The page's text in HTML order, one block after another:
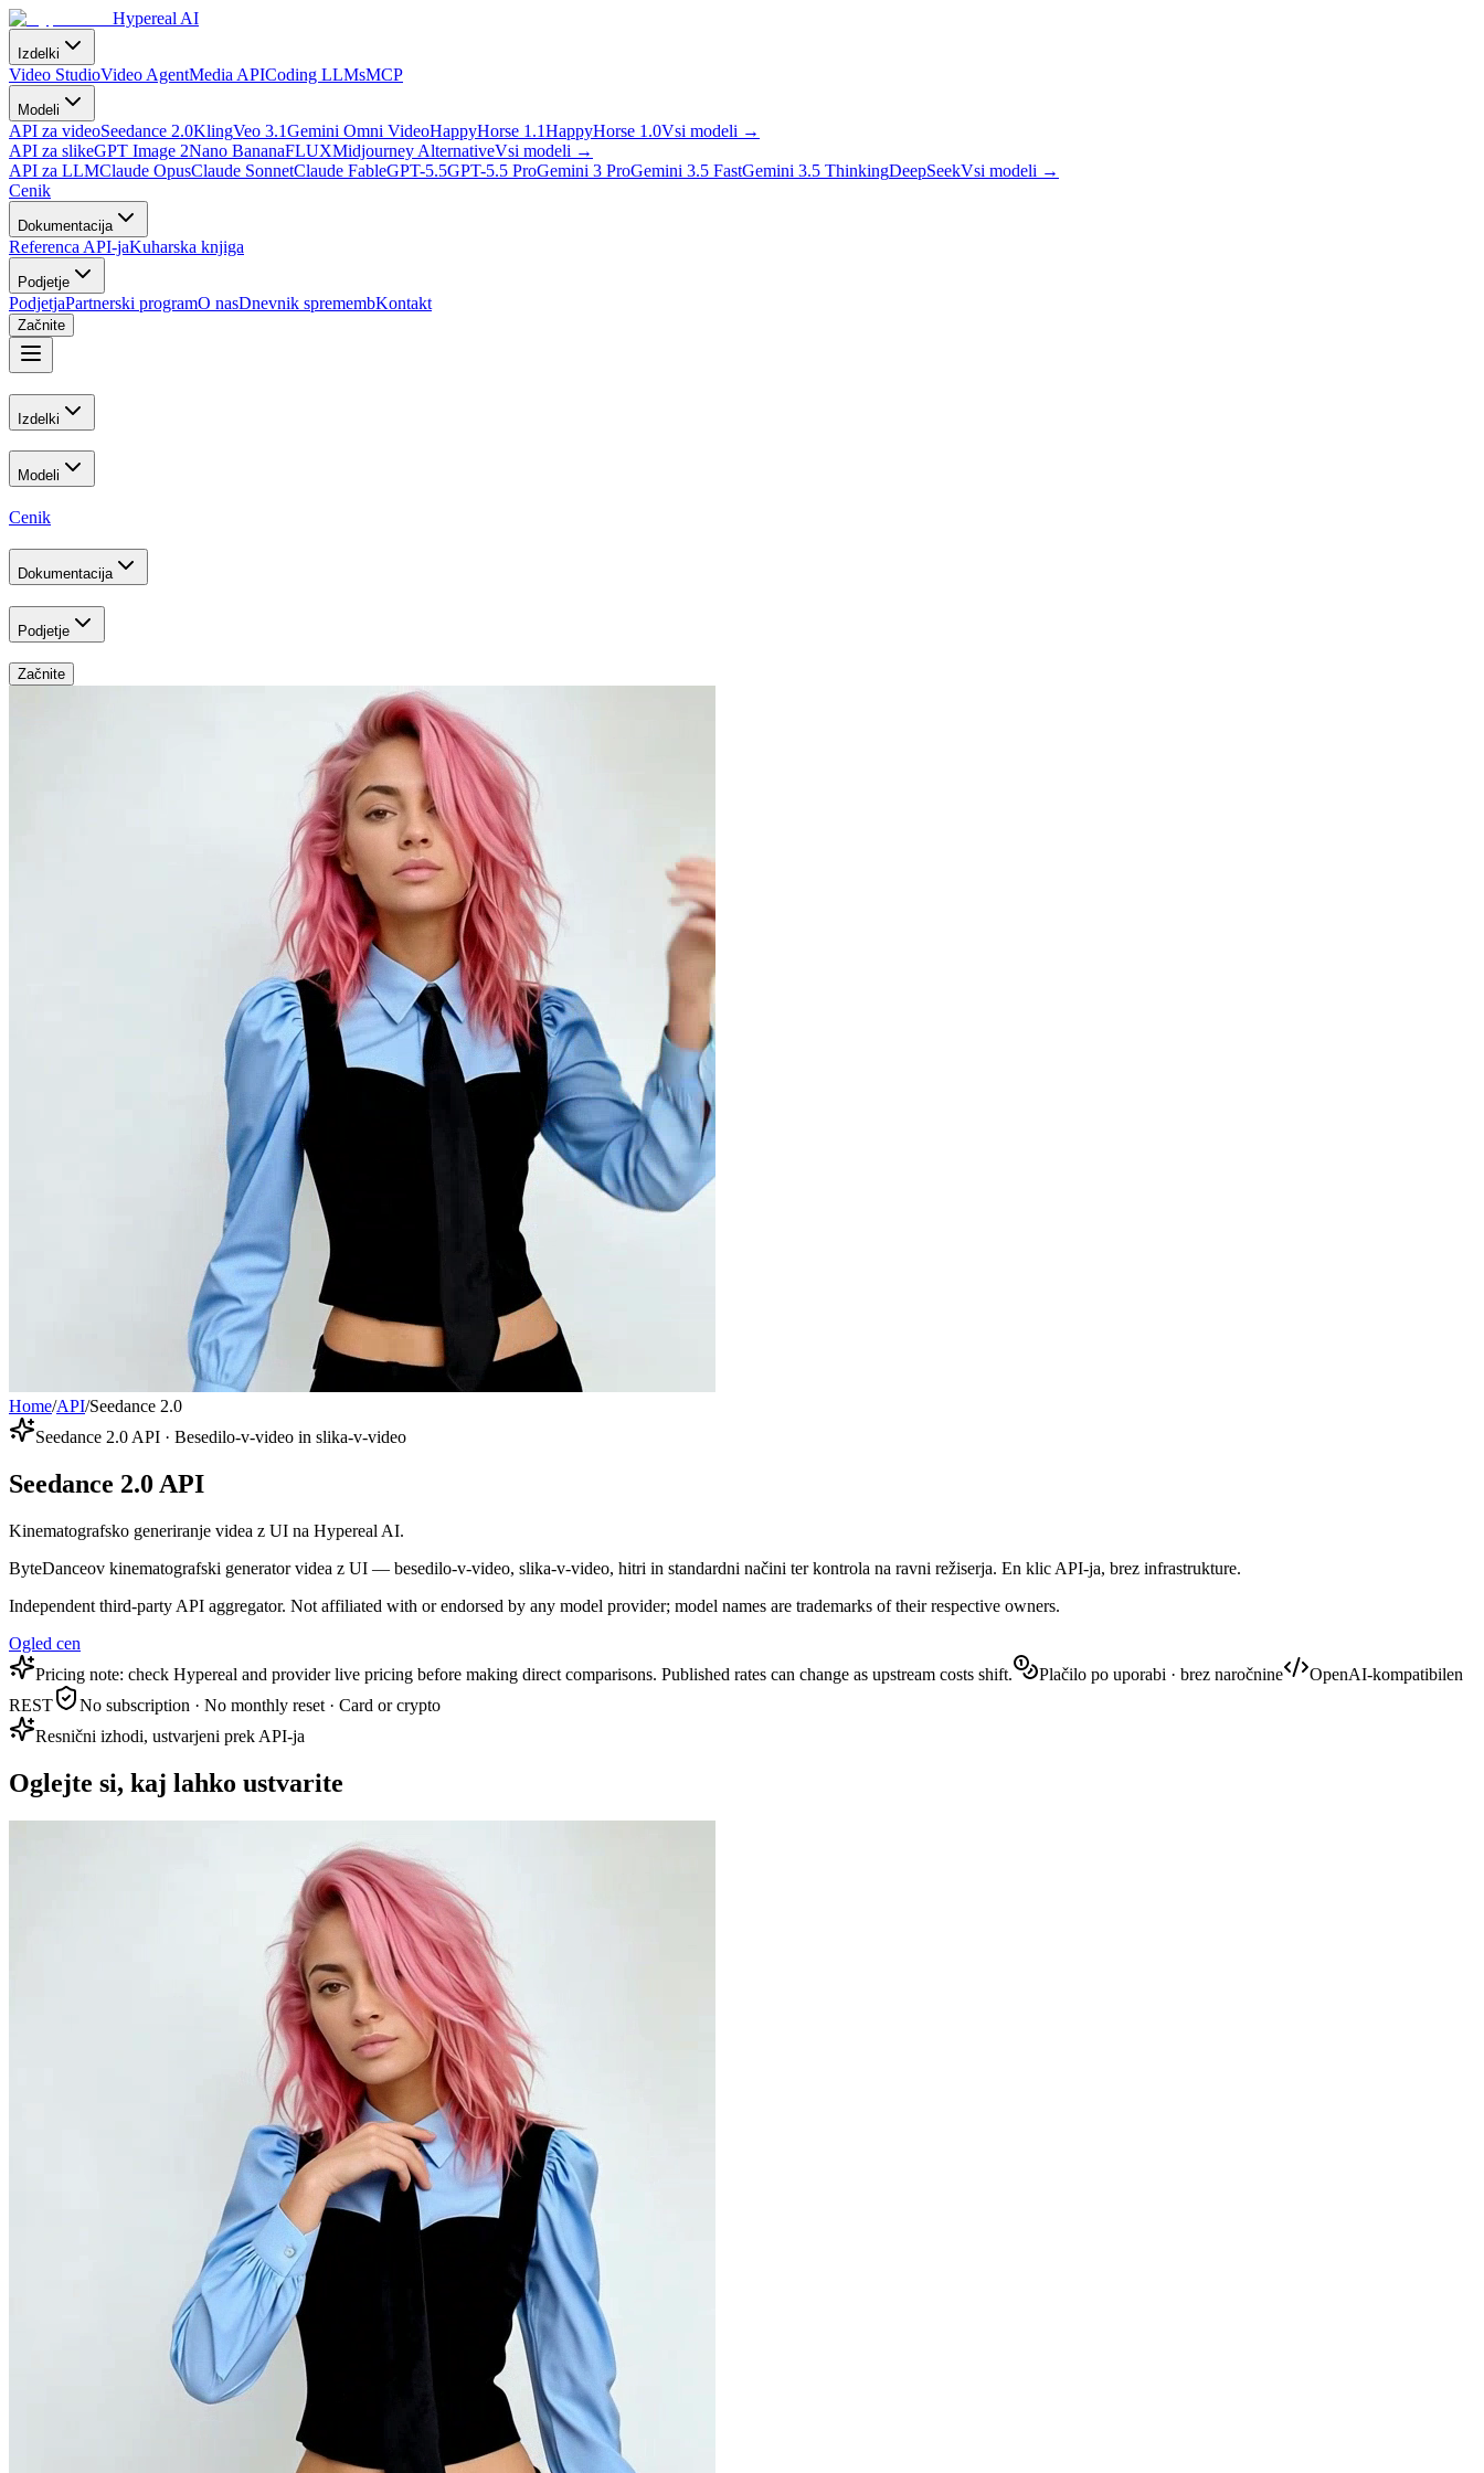
Hypereal AI
Izdelki
Video StudioVideo AgentMedia APICoding LLMsMCP
Modeli
API za videoSeedance 2.0KlingVeo 3.1Gemini Omni VideoHappyHorse 1.1HappyHorse 1.0Vsi modeli →
API za slikeGPT Image 2Nano BananaFLUXMidjourney AlternativeVsi modeli →
API za LLMClaude OpusClaude SonnetClaude FableGPT-5.5GPT-5.5 ProGemini 3 ProGemini 3.5 FastGemini 3.5 ThinkingDeepSeekVsi modeli →
Cenik
Dokumentacija
Referenca API-jaKuharska knjiga
Podjetje
PodjetjaPartnerski programO nasDnevnik spremembKontakt
Začnite
Izdelki
Modeli
Cenik
Dokumentacija
Podjetje
Začnite
Home/API/Seedance 2.0
Seedance 2.0 API · Besedilo-v-video in slika-v-video
Seedance 2.0 API
Kinematografsko generiranje videa z UI na Hypereal AI.
ByteDanceov kinematografski generator videa z UI — besedilo-v-video, slika-v-video, hitri in standardni načini ter kontrola na ravni režiserja. En klic API-ja, brez infrastrukture.
Independent third-party API aggregator. Not affiliated with or endorsed by any model provider; model names are trademarks of their respective owners.
Ogled cen
Pricing note: check Hypereal and provider live pricing before making direct comparisons. Published rates can change as upstream costs shift.
Plačilo po uporabi · brez naročnine
OpenAI-kompatibilen
REST
No subscription · No monthly reset · Card or crypto
Resnični izhodi, ustvarjeni prek API-ja
Oglejte si, kaj lahko ustvarite